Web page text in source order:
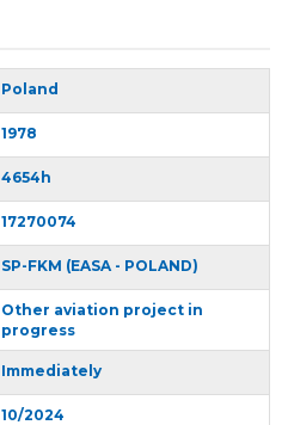
Poland
1978
4654h
17270074
SP-FKM (EASA - POLAND)
Other aviation project in
progress
Immediately
10/2024